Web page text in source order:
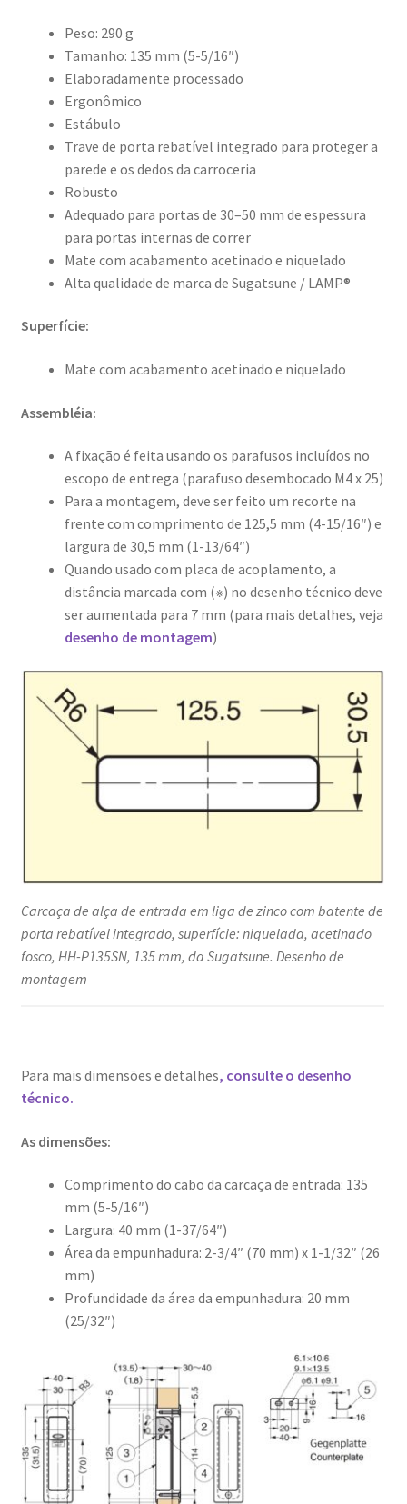
Peso: 290 g
Tamanho: 135 mm (5-5/16″)
Elaboradamente processado
Ergonômico
Estábulo
Trave de porta rebatível integrado para proteger a
parede e os dedos da carroceria
Robusto
Adequado para portas de 30–50 mm de espessura
para portas internas de correr
Mate com acabamento acetinado e niquelado
Alta qualidade de marca de Sugatsune / LAMP®
Superfície:
Mate com acabamento acetinado e niquelado
Assembléia:
A fixação é feita usando os parafusos incluídos no
escopo de entrega (parafuso desembocado M4 x 25)
Para a montagem, deve ser feito um recorte na
frente com comprimento de 125,5 mm (4-15/16″) e
largura de 30,5 mm (1-13/64″)
Quando usado com placa de acoplamento, a
distância marcada com (※) no desenho técnico deve
ser aumentada para 7 mm (para mais detalhes, veja
desenho de montagem)
Carcaça de alça de entrada em liga de zinco com batente de
porta rebatível integrado, superfície: niquelada, acetinado
fosco, HH-P135SN, 135 mm, da Sugatsune. Desenho de
montagem
Para mais dimensões e detalhes, consulte o desenho
técnico.
As dimensões:
Comprimento do cabo da carcaça de entrada: 135
mm (5-5/16″)
Largura: 40 mm (1-37/64″)
Área da empunhadura: 2-3/4″ (70 mm) x 1-1/32″ (26
mm)
Profundidade da área da empunhadura: 20 mm
(25/32″)